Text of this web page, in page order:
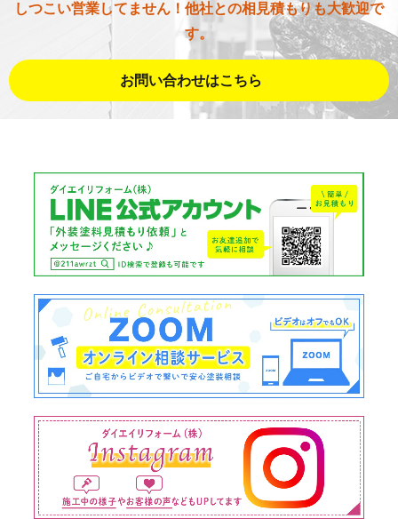
しつこい営業してません！他社との相見積もりも大歓迎で
す。
お問い合わせはこちら